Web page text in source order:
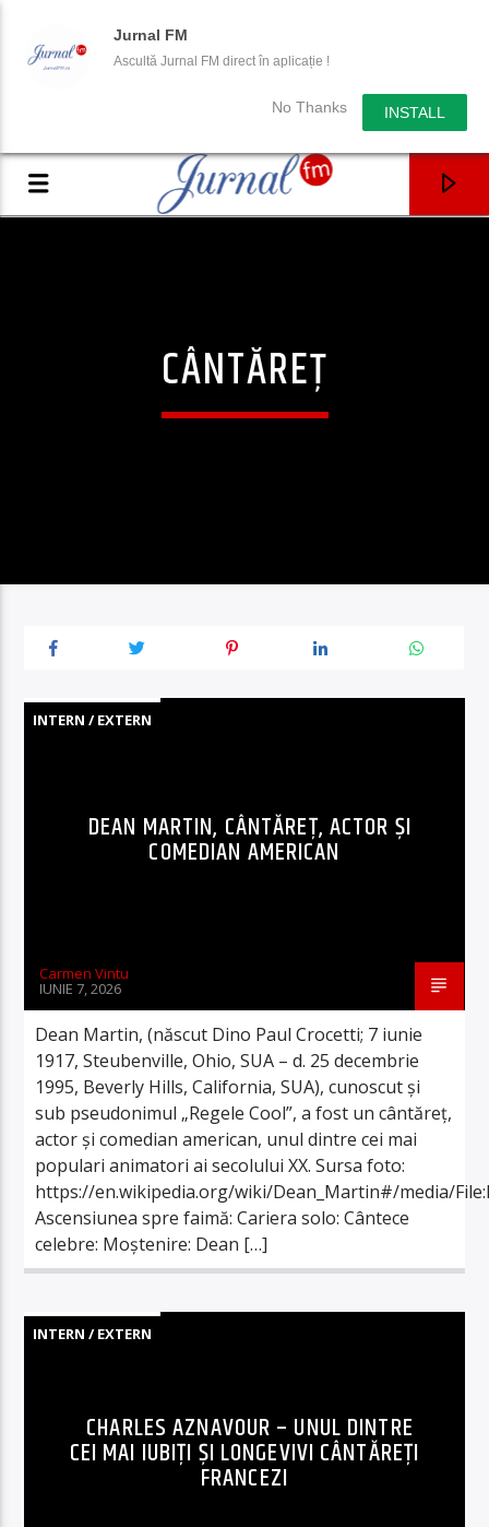
Jurnal FM
Ascultă Jurnal FM direct în aplicație !
No Thanks INSTALL
CÂNTĂREȚ
INTERN / EXTERN
DEAN MARTIN, CÂNTĂREȚ, ACTOR ȘI
COMEDIAN AMERICAN
Carmen Vintu
IUNIE 7, 2026
Dean Martin, (născut Dino Paul Crocetti; 7 iunie
1917, Steubenville, Ohio, SUA – d. 25 decembrie
1995, Beverly Hills, California, SUA), cunoscut și
sub pseudonimul „Regele Cool”, a fost un cântăreț,
actor și comedian american, unul dintre cei mai
populari animatori ai secolului XX. Sursa foto:
https://en.wikipedia.org/wiki/Dean_Martin#/media/
Ascensiunea spre faimă: Cariera solo: Cântece
celebre: Moștenire: Dean […]
INTERN / EXTERN
CHARLES AZNAVOUR – UNUL DINTRE
CEI MAI IUBIȚI ȘI LONGEVIVI CÂNTĂREȚI
FRANCEZI